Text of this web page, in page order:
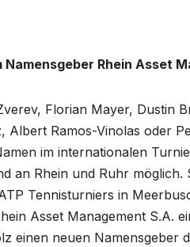
Namensgeber Rhein Asset
Florian Mayer, Dustin
Ramos-Vinolas oder
im internationalen
an Rhein und Ruhr möglich.
Tennisturniers in
Asset Management S.A.
einen neuen Namensgeber